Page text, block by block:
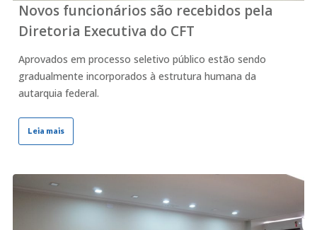
Novos funcionários são recebidos pela
Diretoria Executiva do CFT
Aprovados em processo seletivo público estão sendo
gradualmente incorporados à estrutura humana da
autarquia federal.
Leia mais